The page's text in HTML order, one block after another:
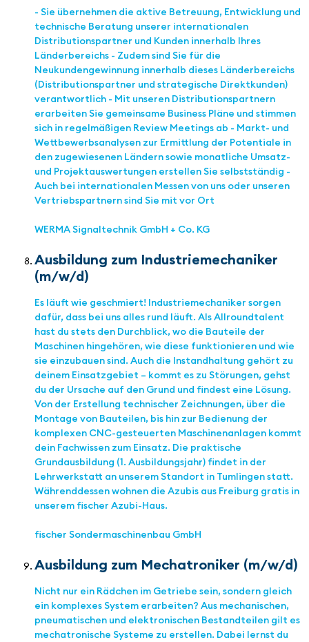
- Sie übernehmen die aktive Betreuung, Entwicklung und
technische Beratung unserer internationalen
Distributionspartner und Kunden innerhalb Ihres
Länderbereichs - Zudem sind Sie für die
Neukundengewinnung innerhalb dieses Länderbereichs
(Distributionspartner und strategische Direktkunden)
verantwortlich - Mit unseren Distributionspartnern
erarbeiten Sie gemeinsame Business Pläne und stimmen
sich in regelmäßigen Review Meetings ab - Markt- und
Wettbewerbsanalysen zur Ermittlung der Potentiale in
den zugewiesenen Ländern sowie monatliche Umsatz-
und Projektauswertungen erstellen Sie selbstständig -
Auch bei internationalen Messen von uns oder unseren
Vertriebspartnern sind Sie mit vor Ort
WERMA Signaltechnik GmbH + Co. KG
Ausbildung zum Industriemechaniker
(m/w/d)
Es läuft wie geschmiert! Industriemechaniker sorgen
dafür, dass bei uns alles rund läuft. Als Allroundtalent
hast du stets den Durchblick, wo die Bauteile der
Maschinen hingehören, wie diese funktionieren und wie
sie einzubauen sind. Auch die Instandhaltung gehört zu
deinem Einsatzgebiet – kommt es zu Störungen, gehst
du der Ursache auf den Grund und findest eine Lösung.
Von der Erstellung technischer Zeichnungen, über die
Montage von Bauteilen, bis hin zur Bedienung der
komplexen CNC-gesteuerten Maschinenanlagen kommt
dein Fachwissen zum Einsatz. Die praktische
Grundausbildung (1. Ausbildungsjahr) findet in der
Lehrwerkstatt an unserem Standort in Tumlingen statt.
Währenddessen wohnen die Azubis aus Freiburg gratis in
unserem fischer Azubi-Haus.
fischer Sondermaschinenbau GmbH
Ausbildung zum Mechatroniker (m/w/d)
Nicht nur ein Rädchen im Getriebe sein, sondern gleich
ein komplexes System erarbeiten? Aus mechanischen,
pneumatischen und elektronischen Bestandteilen gilt es
mechatronische Systeme zu erstellen. Dabei lernst du